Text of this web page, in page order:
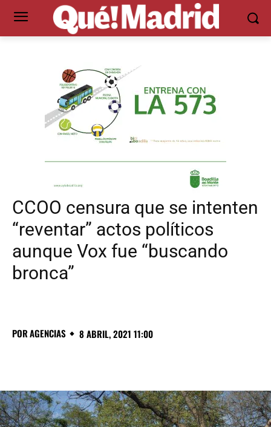
CCOO censura que se intenten
“reventar” actos políticos
aunque Vox fue “buscando
bronca”
PORAGENCIAS 8 ABRIL, 2021 11:00